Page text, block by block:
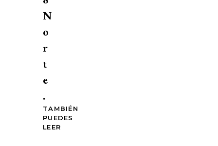
N
o
r
t
e
.
TAMBIÉN
PUEDES
LEER